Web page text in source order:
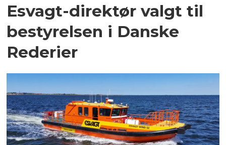
Esvagt-direktør valgt til
bestyrelsen i Danske
Rederier